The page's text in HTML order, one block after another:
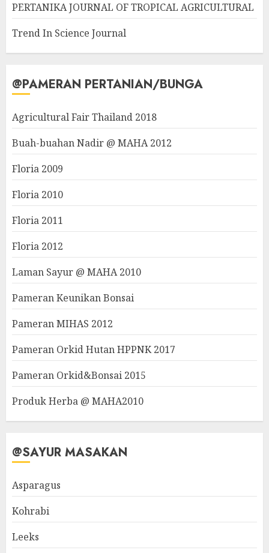
PERTANIKA JOURNAL OF TROPICAL AGRICULTURAL
Trend In Science Journal
@PAMERAN PERTANIAN/BUNGA
Agricultural Fair Thailand 2018
Buah-buahan Nadir @ MAHA 2012
Floria 2009
Floria 2010
Floria 2011
Floria 2012
Laman Sayur @ MAHA 2010
Pameran Keunikan Bonsai
Pameran MIHAS 2012
Pameran Orkid Hutan HPPNK 2017
Pameran Orkid&Bonsai 2015
Produk Herba @ MAHA2010
@SAYUR MASAKAN
Asparagus
Kohrabi
Leeks